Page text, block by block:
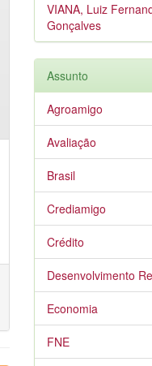
VIANA, Luiz
Gonçalves
Assunto
Agroamigo
Avaliação
Brasil
Crediamigo
Crédito
Desenvolvimento
Economia
FNE